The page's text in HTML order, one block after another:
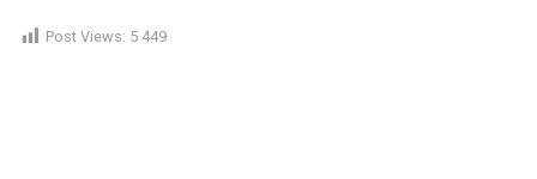
Post Views: 5 449